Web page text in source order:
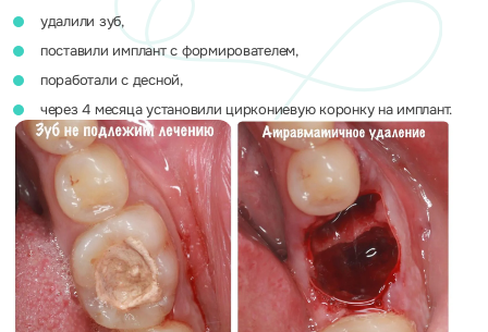
удалили зуб,
поставили имплант с формирователем,
поработали с десной,
через 4 месяца установили циркониевую коронку на имплант.